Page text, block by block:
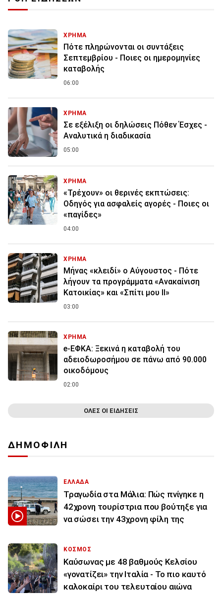
ΧΡΗΜΑ
Πότε πληρώνονται οι συντάξεις
Σεπτεμβρίου - Ποιες οι ημερομηνίες
καταβολής
06:00
ΧΡΗΜΑ
Σε εξέλιξη οι δηλώσεις Πόθεν Έσχες -
Αναλυτικά η διαδικασία
05:00
ΧΡΗΜΑ
«Τρέχουν» οι θερινές εκπτώσεις:
Οδηγός για ασφαλείς αγορές - Ποιες οι
«παγίδες»
04:00
ΧΡΗΜΑ
Μήνας «κλειδί» ο Αύγουστος - Πότε
λήγουν τα προγράμματα «Ανακαίνιση
Κατοικίας» και «Σπίτι μου ΙΙ»
03:00
ΧΡΗΜΑ
e-ΕΦΚΑ: Ξεκινά η καταβολή του
αδειοδωροσήμου σε πάνω από 90.000
οικοδόμους
02:00
ΟΛΕΣ ΟΙ ΕΙΔΗΣΕΙΣ
ΔΗΜΟΦΙΛΗ
ΕΛΛΑΔΑ
Τραγωδία στα Μάλια: Πώς πνίγηκε η
42χρονη τουρίστρια που βούτηξε για
να σώσει την 43χρονη φίλη της
ΚΟΣΜΟΣ
Καύσωνας με 48 βαθμούς Κελσίου
«γονατίζει» την Ιταλία - Το πιο καυτό
καλοκαίρι του τελευταίου αιώνα